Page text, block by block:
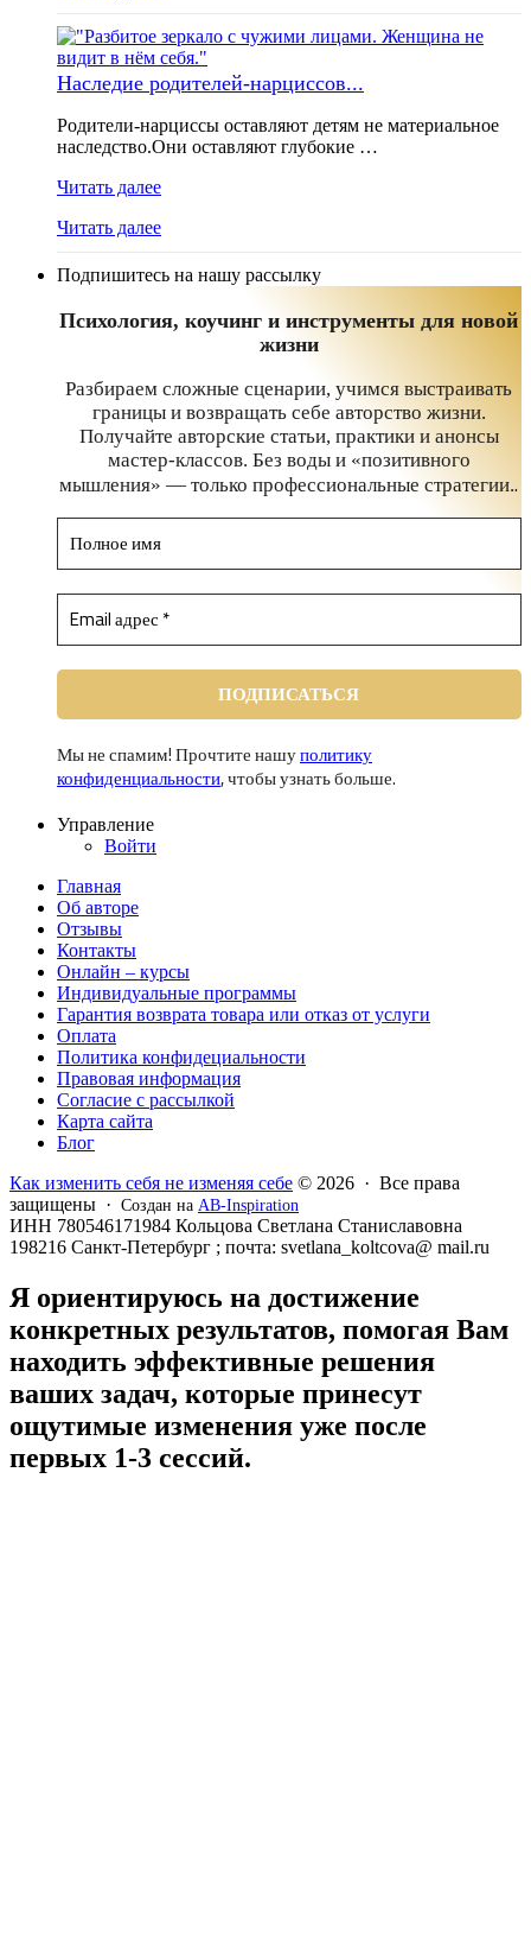
Наследие родителей-нарциссов...
Родители-нарциссы оставляют детям не материальное
наследство.Они оставляют глубокие …
Читать далее
Читать далее
Подпишитесь на нашу рассылку
Психология, коучинг и инструменты для новой
жизни
Разбираем сложные сценарии, учимся выстраивать
границы и возвращать себе авторство жизни.
Получайте авторские статьи, практики и анонсы
мастер-классов. Без воды и «позитивного
мышления» — только профессиональные стратегии..
Мы не спамим! Прочтите нашуполитику
конфиденциальности, чтобы узнать больше.
Управление
Войти
Главная
Об авторе
Отзывы
Контакты
Онлайн – курсы
Индивидуальные программы
Гарантия возврата товара или отказ от услуги
Оплата
Политика конфидециальности
Правовая информация
Согласие с рассылкой
Карта сайта
Блог
Как изменить себя не изменяя себе © 2026 · Все права
защищены · Создан на AB-Inspiration
ИНН 780546171984 Кольцова Светлана Станиславовна
198216 Санкт-Петербург ; почта: svetlana_koltcova@ mail.ru
Я ориентируюсь на достижение
конкретных результатов, помогая Вам
находить эффективные решения
ваших задач, которые принесут
ощутимые изменения уже после
первых 1-3 сессий.